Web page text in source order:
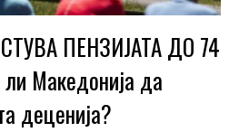
ПЕНЗИЈАТА ДО 74
Македонија да
деценија?